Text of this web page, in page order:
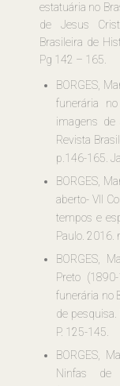
estatuária no
de Jesus
Brasileira de
Pg 142 – 165.
BORGES,
funerária
imagens de
Revista
p.146-165.
BORGES,
aberto- VII
tempos e
Paulo. 2016.
BORGES,
Preto
funerária no
de pesquisa.
P. 125-145.
BORGES,
Ninfas de